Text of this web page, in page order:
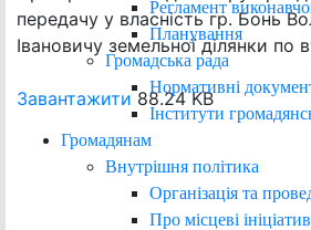
Регламент
Планування
Громадська рада
Нормативні
Інститути
Громадянам
Внутрішня політика
Організація та
Про місцеві
передачу у власність гр. Бонь
Івановичу земельної ділянки по
Завантажити 88.24 KB